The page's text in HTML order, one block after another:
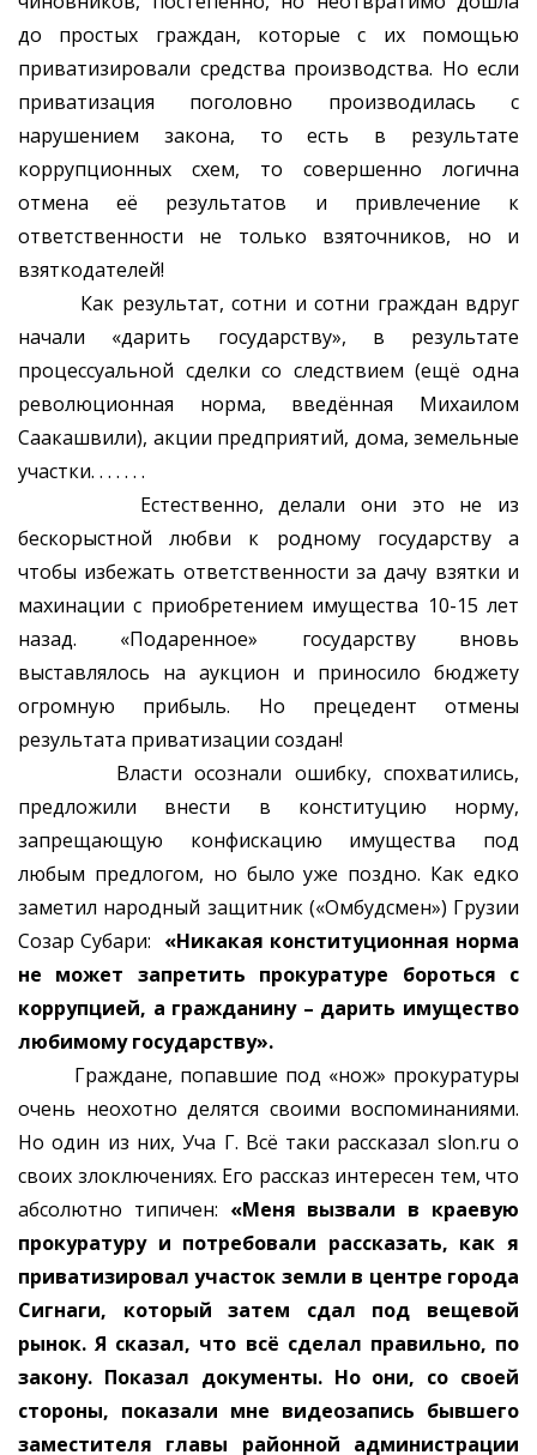
до простых граждан, которые с их помощью
приватизировали средства производства. Но если
приватизация поголовно производилась с
нарушением закона, то есть в результате
коррупционных схем, то совершенно логична
отмена её результатов и привлечение к
ответственности не только взяточников, но и
взяткодателей!
Как результат, сотни и сотни граждан вдруг
начали «дарить государству», в результате
процессуальной сделки со следствием (ещё одна
революционная норма, введённая Михаилом
Саакашвили), акции предприятий, дома, земельные
участки. . . . . . .
Естественно, делали они это не из
бескорыстной любви к родному государству а
чтобы избежать ответственности за дачу взятки и
махинации с приобретением имущества 10-15 лет
назад. «Подаренное» государству вновь
выставлялось на аукцион и приносило бюджету
огромную прибыль. Но прецедент отмены
результата приватизации создан!
Власти осознали ошибку, спохватились,
предложили внести в конституцию норму,
запрещающую конфискацию имущества под
любым предлогом, но было уже поздно. Как едко
заметил народный защитник («Омбудсмен») Грузии
Созар Субари: «Никакая конституционная норма
не может запретить прокуратуре бороться с
коррупцией, а гражданину – дарить имущество
любимому государству».
Граждане, попавшие под «нож» прокуратуры
очень неохотно делятся своими воспоминаниями.
Но один из них, Уча Г. Всё таки рассказал slon.ru о
своих злоключениях. Его рассказ интересен тем, что
абсолютно типичен: «Меня вызвали в краевую
прокуратуру и потребовали рассказать, как я
приватизировал участок земли в центре города
Сигнаги, который затем сдал под вещевой
рынок. Я сказал, что всё сделал правильно, по
закону. Показал документы. Но они, со своей
стороны, показали мне видеозапись бывшего
заместителя главы районной администрации